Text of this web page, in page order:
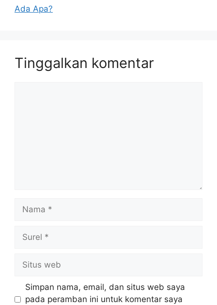
Ada Apa?
Tinggalkan komentar
Nama
Surel
Situs
web
Simpan nama, email, dan situs web saya
pada peramban ini untuk komentar saya